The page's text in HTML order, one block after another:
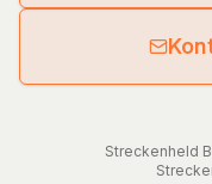
Streckenheld